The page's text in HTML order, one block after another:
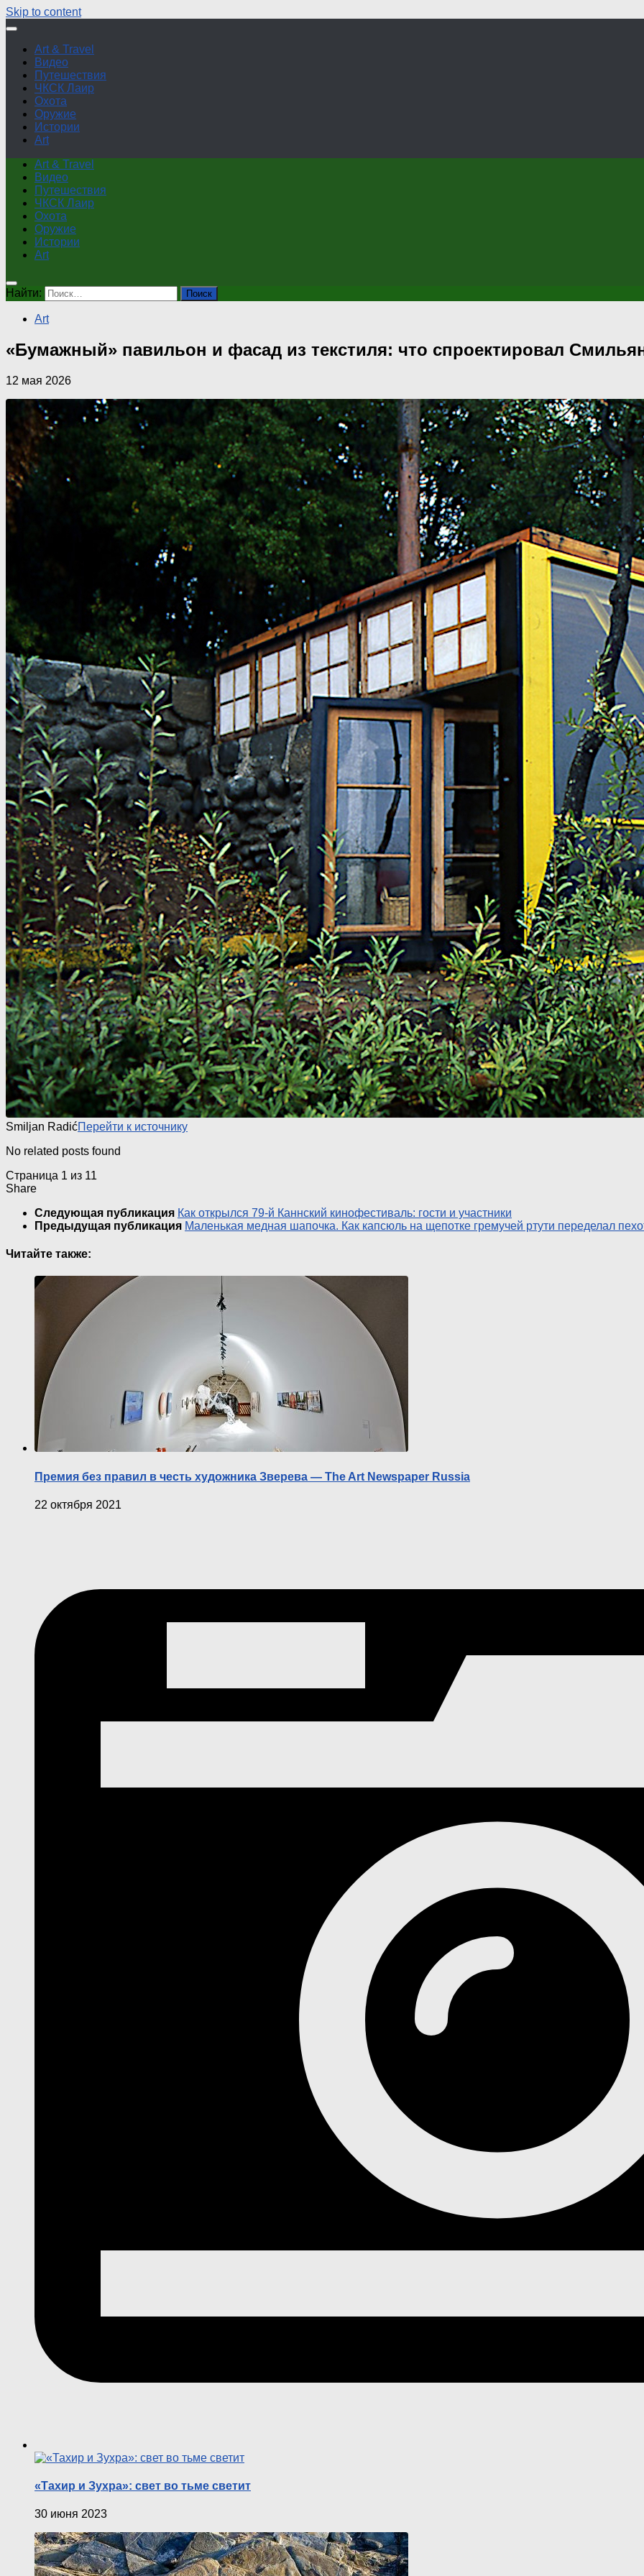
Skip to content
Art & Travel
Видео
Путешествия
ЧКСК Лаир
Охота
Оружие
Истории
Art
Art & Travel
Видео
Путешествия
ЧКСК Лаир
Охота
Оружие
Истории
Art
Найти:
Art
«Бумажный» павильон и фасад из текстиля: что спроектировал
12 мая 2026
Smiljan RadićПерейти к источнику
No related posts found
Страница 1 из 11
Share
Следующая публикация Как открылся 79-й Каннский кинофестиваль: гости и участники
Предыдущая публикация Маленькая медная шапочка. Как капсюль на щепотке гремучей ртути переделал
Читайте также:
Премия без правил в честь художника Зверева — The Art Newspaper Russia
22 октября 2021
«Тахир и Зухра»: свет во тьме светит
30 июня 2023